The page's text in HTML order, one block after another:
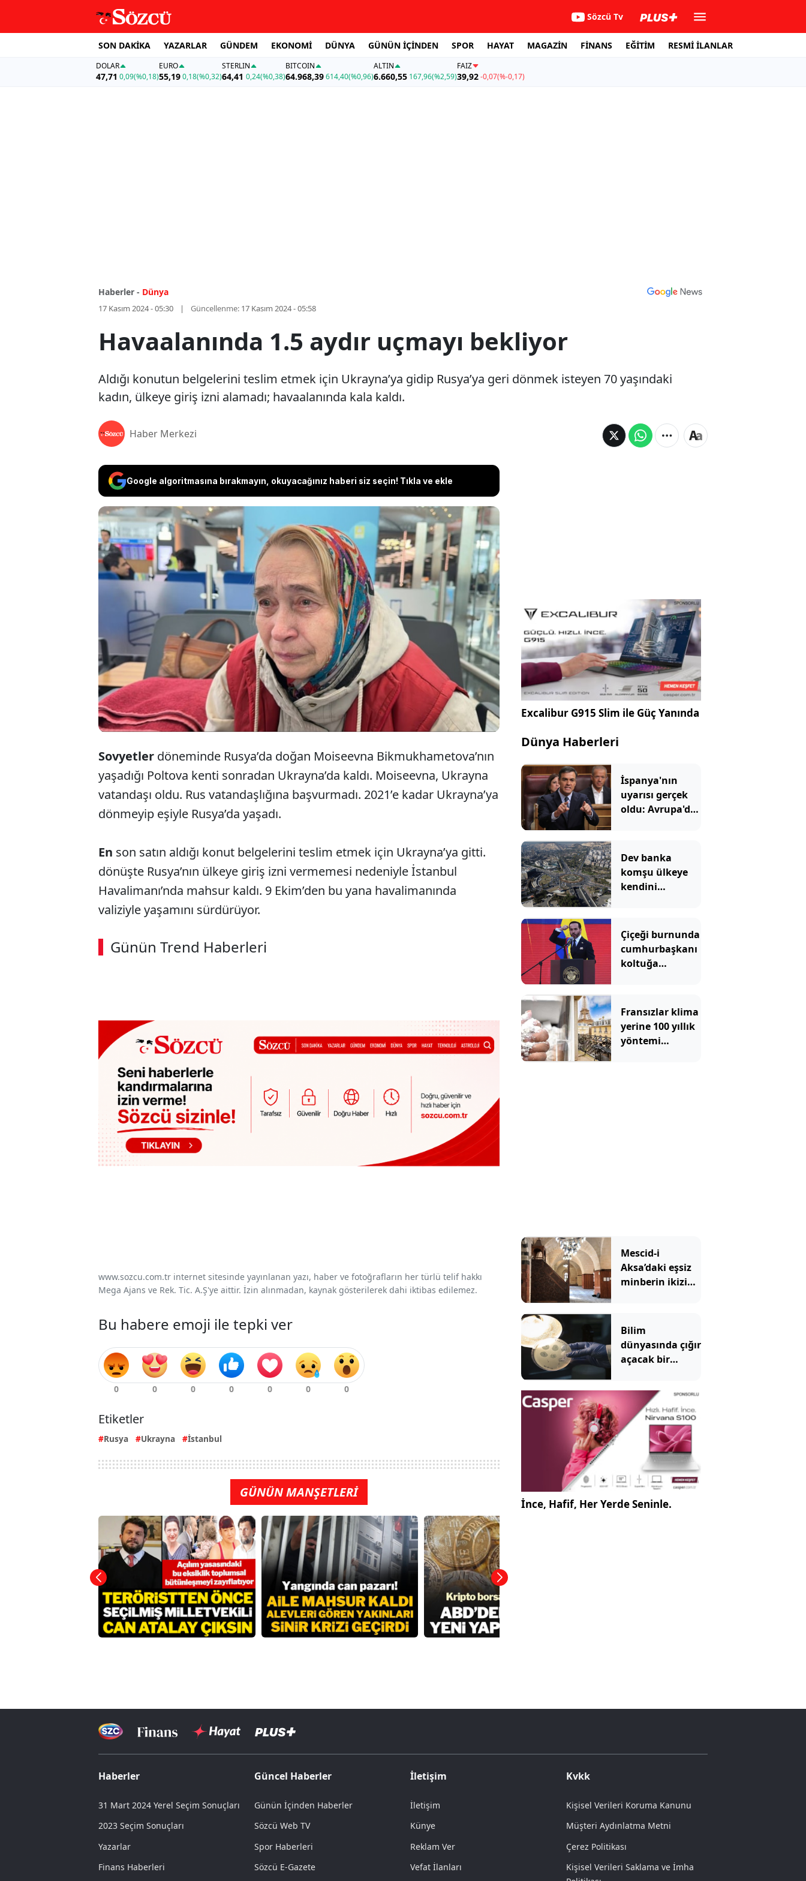
Sözcü Tv
SON DAKİKA YAZARLAR GÜNDEM EKONOMİ DÜNYA GÜNÜN İÇİNDEN SPOR HAYAT MAGAZİN FİNANS EĞİTİM RESMİ İLANLAR
DOLAR
47,71 0,09(%0,18)
EURO
55,19 0,18(%0,32)
STERLIN
64,41 0,24(%0,38)
BITCOIN
64.968,39614,40(%0,96)
ALTIN
6.660,55 167,96(%2,59)
FAİZ
39,92-0,07(%-0,17)
Haberler - Dünya
17 Kasım 2024 - 05:30 Güncellenme: 17 Kasım 2024 - 05:58
Havaalanında 1.5 aydır uçmayı bekliyor
Aldığı konutun belgelerini teslim etmek için Ukrayna’ya gidip Rusya’ya geri dönmek isteyen 70 yaşındaki
kadın, ülkeye giriş izni alamadı; havaalanında kala kaldı.
Haber Merkezi
Google algoritmasına bırakmayın, okuyacağınız haberi siz seçin! Tıkla ve ekle
Aldığı konutun belgelerini teslim etmek için Ukrayna’ya
gidip Rusya’ya geri dönmek isteyen 70 yaşındaki kadın,
ülkeye giriş izni alamadı; havaalanında kala kaldı.
Sovyetler döneminde Rusya’da doğan Moiseevna Bikmukhametova’nın
yaşadığı Poltova kenti sonradan Ukrayna’da kaldı. Moiseevna, Ukrayna
vatandaşı oldu. Rus vatandaşlığına başvurmadı. 2021’e kadar Ukrayna’ya
dönmeyip eşiyle Rusya’da yaşadı.
En son satın aldığı konut belgelerini teslim etmek için Ukrayna’ya gitti.
dönüşte Rusya’nın ülkeye giriş izni vermemesi nedeniyle İstanbul
Havalimanı’nda mahsur kaldı. 9 Ekim’den bu yana havalimanında
valiziyle yaşamını sürdürüyor.
Günün Trend Haberleri
00:02 / 08:43
www.sozcu.com.tr internet sitesinde yayınlanan yazı, haber ve fotoğrafların her türlü telif hakkı
Mega Ajans ve Rek. Tic. A.Ş'ye aittir. İzin alınmadan, kaynak gösterilerek dahi iktibas edilemez.
Bu habere emoji ile tepki ver
Etiketler
Rusya Ukrayna İstanbul
GÜNÜN MANŞETLERİ
Excalibur G915 Slim ile Güç Yanında
Dünya Haberleri
İspanya'nın
uyarısı gerçek
oldu: Avrupa'da
Dev banka
komşu ülkeye
kendini
dolar para verdi
Çiçeği burnunda
cumhurbaşkanı
koltuğa
başkentini
gözden çıkardı
Fransızlar klima
yerine 100 yıllık
yöntemi
Mescid-i
Aksa’daki eşsiz
minberin ikizi
Bilim
dünyasında çığır
açacak bir
zeka virüs üretti
İnce, Hafif, Her Yerde Seninle.
Haberler
31 Mart 2024 Yerel Seçim Sonuçları
2023 Seçim Sonuçları
Yazarlar
Finans Haberleri
Güncel Haberler
Günün İçinden Haberler
Sözcü Web TV
Spor Haberleri
Sözcü E-Gazete
İletişim
İletişim
Künye
Reklam Ver
Vefat İlanları
Kvkk
Kişisel Verileri Koruma Kanunu
Müşteri Aydınlatma Metni
Çerez Politikası
Kişisel Verileri Saklama ve İmha